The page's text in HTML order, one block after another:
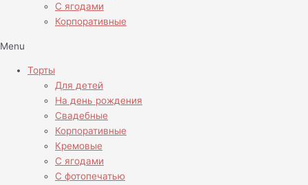
С ягодами
Корпоративные
Menu
Торты
Для детей
На день рождения
Свадебные
Корпоративные
Кремовые
С ягодами
С фотопечатью